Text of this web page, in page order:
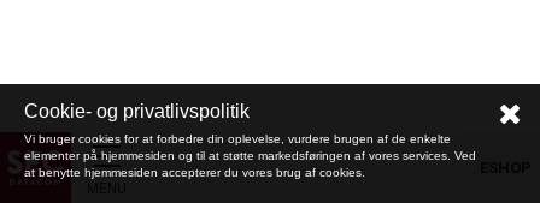
Cookie- og privatlivspolitik
Vi bruger cookies for at forbedre din oplevelse, vurdere brugen af de enkelte
elementer på hjemmesiden og til at støtte markedsføringen af vores services. Ved
at benytte hjemmesiden accepterer du vores brug af cookies.